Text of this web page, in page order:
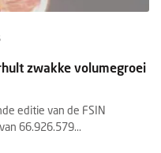
zwakke volumegroei
editie van de FSIN
66.926.579...